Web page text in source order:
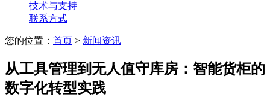
技术与支持
联系方式
您的位置： 首页 > 新闻资讯
从工具管理到无人值守库房：智能货柜的
数字化转型实践